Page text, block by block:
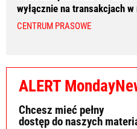
wyłącznie na transakcjach
CENTRUM PRASOWE
ALERT
Chcesz mieć pełny
dostęp do naszych